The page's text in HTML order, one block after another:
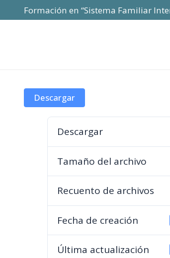
Formación en “Sistema Familiar
Descargar
Descargar
Tamaño del archivo
Recuento de archivos
Fecha de creación
Última actualización